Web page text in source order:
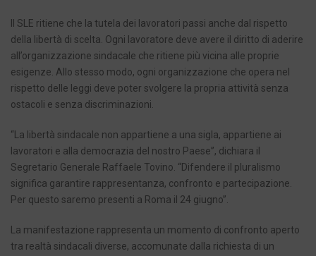
Il SLE ritiene che la tutela dei lavoratori passi anche dal rispetto
della libertà di scelta. Ogni lavoratore deve avere il diritto di aderire
all’organizzazione sindacale che ritiene più vicina alle proprie
esigenze. Allo stesso modo, ogni organizzazione che opera nel
rispetto delle leggi deve poter svolgere la propria attività senza
ostacoli e senza discriminazioni.
“La libertà sindacale non appartiene a una sigla, appartiene ai
lavoratori e alla democrazia del nostro Paese”, dichiara il
Segretario Generale Raffaele Tovino. “Difendere il pluralismo
significa garantire rappresentanza, confronto e partecipazione.
Per questo saremo presenti a Roma il 24 giugno”.
La manifestazione rappresenta un momento di confronto aperto
tra realtà sindacali diverse, accomunate dalla richiesta di un